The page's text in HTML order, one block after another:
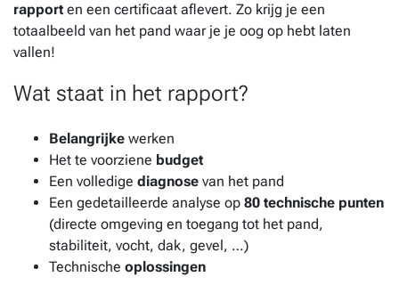
rapport en een certificaat aflevert. Zo krijg je een
totaalbeeld van het pand waar je je oog op hebt laten
vallen!
Wat staat in het rapport?
Belangrijke werken
Het te voorziene budget
Een volledige diagnose van het pand
Een gedetailleerde analyse op 80 technische punten
(directe omgeving en toegang tot het pand,
stabiliteit, vocht, dak, gevel, …)
Technische oplossingen